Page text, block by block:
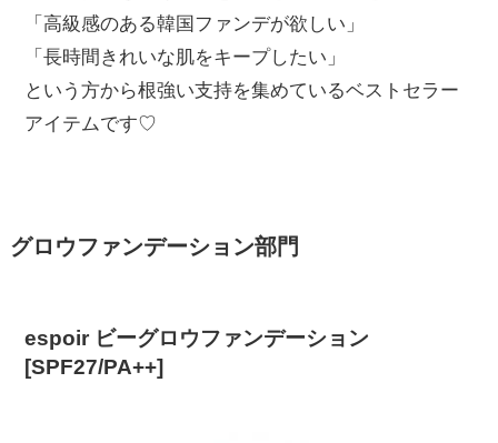
「高級感のある韓国ファンデが欲しい」
「長時間きれいな肌をキープしたい」
という方から根強い支持を集めているベストセラー
アイテムです♡
グロウファンデーション部門
espoir ビーグロウファンデーション
[SPF27/PA++]